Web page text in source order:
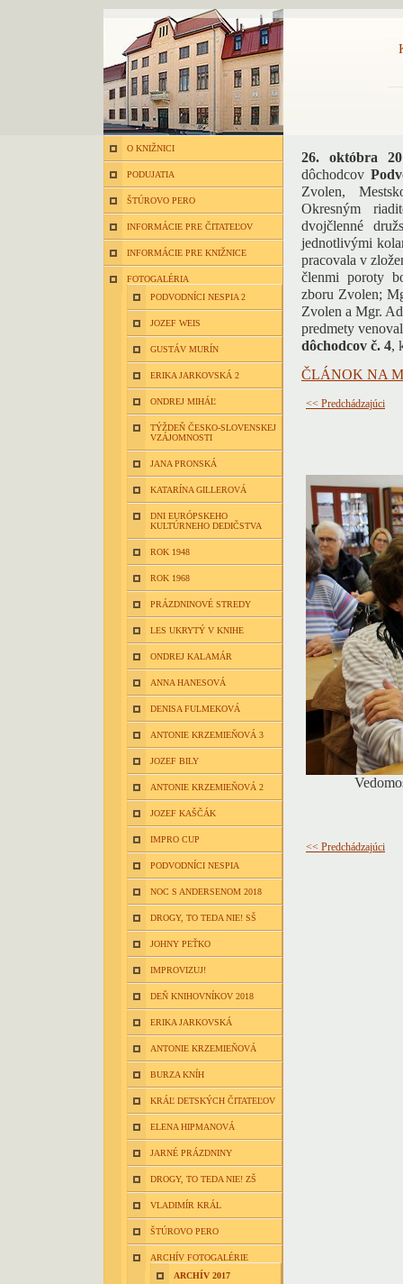
O KNIŽNICI
PODUJATIA
ŠTÚROVO PERO
INFORMÁCIE PRE ČITATEĽOV
INFORMÁCIE PRE KNIŽNICE
FOTOGALÉRIA
PODVODNÍCI NESPIA 2
JOZEF WEIS
GUSTÁV MURÍN
ERIKA JARKOVSKÁ 2
ONDREJ MIHÁĽ
TÝŽDEŇ ČESKO-SLOVENSKEJ
VZÁJOMNOSTI
JANA PRONSKÁ
KATARÍNA GILLEROVÁ
DNI EURÓPSKEHO
KULTÚRNEHO DEDIČSTVA
ROK 1948
ROK 1968
PRÁZDNINOVÉ STREDY
LES UKRYTÝ V KNIHE
ONDREJ KALAMÁR
ANNA HANESOVÁ
DENISA FULMEKOVÁ
ANTONIE KRZEMIEŇOVÁ 3
JOZEF BILY
ANTONIE KRZEMIEŇOVÁ 2
JOZEF KAŠČÁK
IMPRO CUP
PODVODNÍCI NESPIA
NOC S ANDERSENOM 2018
DROGY, TO TEDA NIE! SŠ
JOHNY PEŤKO
IMPROVIZUJ!
DEŇ KNIHOVNÍKOV 2018
ERIKA JARKOVSKÁ
ANTONIE KRZEMIEŇOVÁ
BURZA KNÍH
KRÁĽ DETSKÝCH ČITATEĽOV
ELENA HIPMANOVÁ
JARNÉ PRÁZDNINY
DROGY, TO TEDA NIE! ZŠ
VLADIMÍR KRÁL
ŠTÚROVO PERO
ARCHÍV FOTOGALÉRIE
ARCHÍV 2017
26. októbra
dôchodcov
Zvolen,
Okresným
dvojčlenné
jednotlivými
pracovala v
členmi poroty
zboru Zvolen;
Zvolen a Mgr.
predmety
dôchodcov č. 4,
ČLÁNOK NA
<< Predchádzajúci
<< Predchádzajúci